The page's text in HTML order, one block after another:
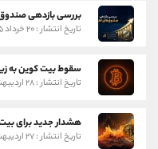
بررسی بازدهی
تاریخ انتشار : ۲۰ خرداد ۱۴۰۵
سقوط بیت کوین به زیر 77 هزار
تاریخ انتشار : ۲۸ اردیبهشت ۱۴۰۵
هشدار جدید برای
تاریخ انتشار : ۲۷ اردیبهشت ۱۴۰۵